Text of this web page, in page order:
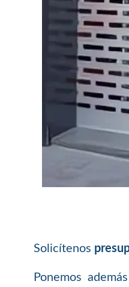
Solicítenos
Ponemos